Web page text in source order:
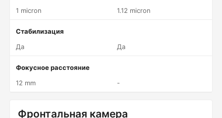
1 micron
1.12 micron
Стабилизация
Да
Да
Фокусное расстояние
12 mm
-
Фронтальная камера